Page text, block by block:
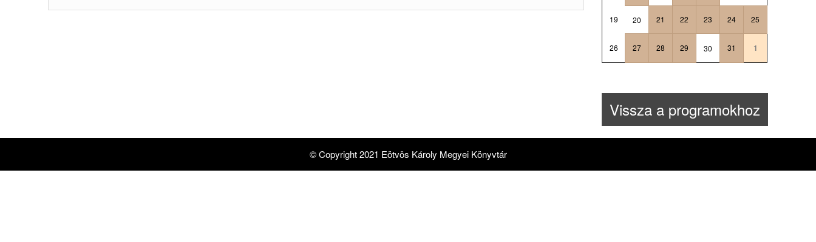
19 20 21 22 23 24 25
26 27 28 29 30 31 1
Vissza a programokhoz
© Copyright 2021 Eötvös Károly Megyei Könyvtár